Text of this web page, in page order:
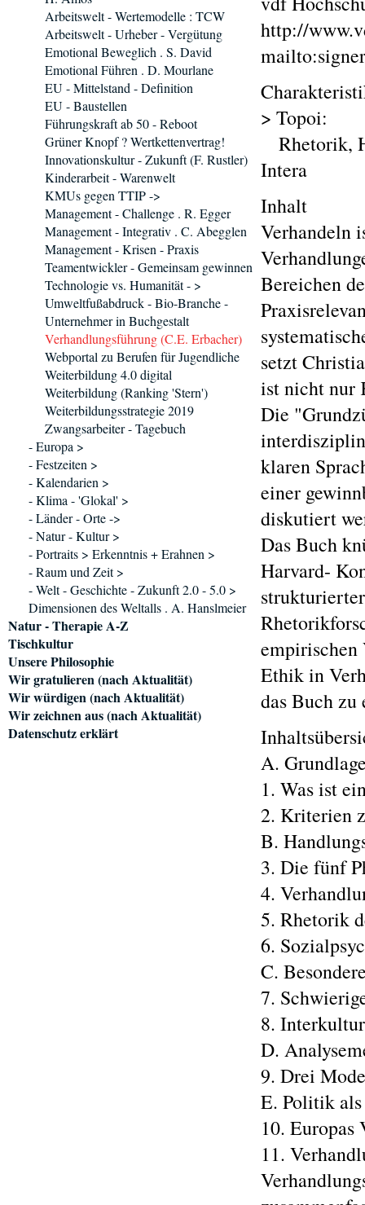
http://
> Topoi:
Rhetorik,
Intera
Inhalt
Verhandeln
Bereichen
setzt
ist nicht nur
Die
klaren
einer
diskutiert
Das Buch
Harvard-
empirischen
Ethik in
das Buch
A.
1. Was ist
2. Kriterien
B.
3. Die fünf
4.
5. Rhetorik
6.
C.
7.
8.
D.
9. Drei
E. Politik
10. Europas
11.
Arbeitswelt - Wertemodelle : TCW
Arbeitswelt - Urheber - Vergütung
Emotional Beweglich . S. David
Emotional Führen . D. Mourlane
EU - Mittelstand - Definition
EU - Baustellen
Führungskraft ab 50 - Reboot
Grüner Knopf ? Wertkettenvertrag!
Innovationskultur - Zukunft (F. Rustler)
Kinderarbeit - Warenwelt
KMUs gegen TTIP ->
Management - Challenge . R. Egger
Management - Integrativ . C. Abegglen
Management - Krisen - Praxis
Teamentwickler - Gemeinsam gewinnen
Technologie vs. Humanität - >
Umweltfußabdruck - Bio-Branche -
Unternehmer in Buchgestalt
Verhandlungsführung (C.E. Erbacher)
Webportal zu Berufen für Jugendliche
Weiterbildung 4.0 digital
Weiterbildung (Ranking 'Stern')
Weiterbildungsstrategie 2019
Zwangsarbeiter - Tagebuch
- Europa >
- Festzeiten >
- Kalendarien >
- Klima - 'Glokal' >
- Länder - Orte ->
- Natur - Kultur >
- Portraits > Erkenntnis + Erahnen >
- Raum und Zeit >
- Welt - Geschichte - Zukunft 2.0 - 5.0 >
Dimensionen des Weltalls . A. Hanslmeier
Natur - Therapie A-Z
Tischkultur
Unsere Philosophie
Wir gratulieren (nach Aktualität)
Wir würdigen (nach Aktualität)
Wir zeichnen aus (nach Aktualität)
Datenschutz erklärt